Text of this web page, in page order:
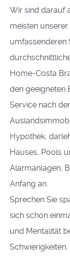
Wir sind darauf
meisten
umfassenderen
Home-Costa
den geeigneten
Service nach
Hypothek,
Hauses, Pools
Alarmanlagen,
Anfang an.
Sprechen Sie
sich schon
und Mentalität